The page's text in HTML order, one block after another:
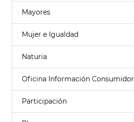
Mayores
Mujer e Igualdad
Naturia
Oficina Información Consumidor
Participación